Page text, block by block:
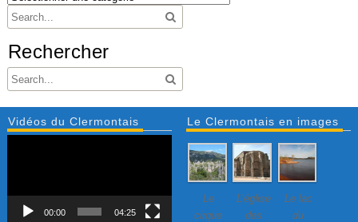
Rechercher
Vidéos du Clermontais
00:00 04:25
Le Clermontais en images
Le
cirque
L’église
des
Le lac
du